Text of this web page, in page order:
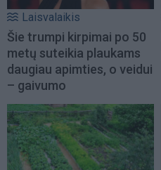
Laisvalaikis
Šie trumpi kirpimai po 50
metų suteikia plaukams
daugiau apimties, o veidui
– gaivumo